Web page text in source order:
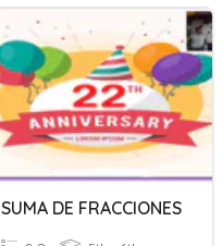
SUMA DE FRACCIONES